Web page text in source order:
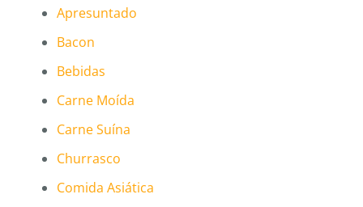
Apresuntado
Bacon
Bebidas
Carne Moída
Carne Suína
Churrasco
Comida Asiática